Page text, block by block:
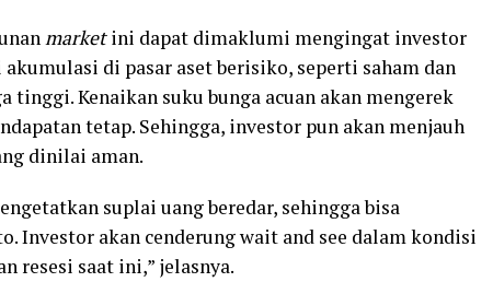
marketini dapat dimaklumi mengingat investor
di pasar aset berisiko, seperti saham dan
tinggi. Kenaikan suku bunga acuan akan mengerek
tetap. Sehingga, investor pun akan menjauh
dinilai aman.
suplai uang beredar, sehingga bisa
Investor akan cenderung wait and see dalam kondisi
resesi saat ini,” jelasnya.